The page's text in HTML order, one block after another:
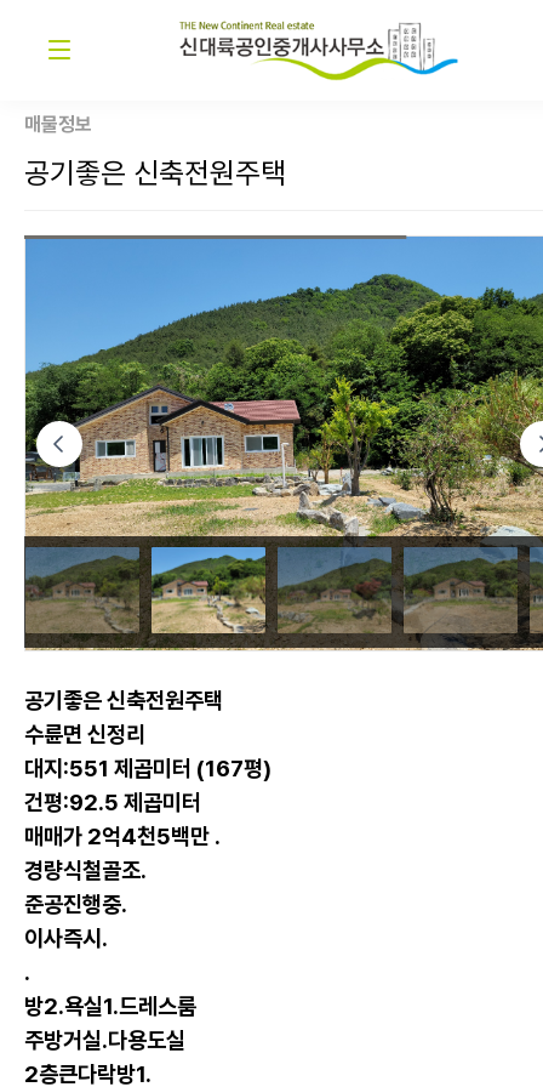
매물정보
공기좋은 신축전원주택
공기좋은 신축전원주택
수륜면 신정리
대지:551 제곱미터 (167평)
건평:92.5 제곱미터
매매가 2억4천5백만 .
경량식철골조.
준공진행중.
이사즉시.
.
방2.욕실1.드레스룸
주방거실.다용도실
2층큰다락방1.